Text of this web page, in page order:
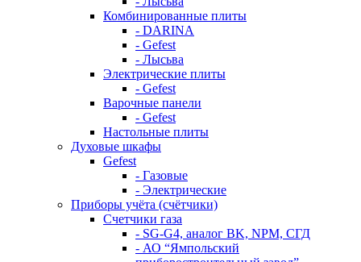
Комбинированные плиты
- DARINA
- Gefest
- Лысьва
Электрические плиты
- Gefest
Варочные панели
- Gefest
Настольные плиты
Духовые шкафы
Gefest
- Газовые
- Электрические
Приборы учёта (счётчики)
Счетчики газа
- SG-G4, аналог BK, NPM, СГД
- АО “Ямпольский